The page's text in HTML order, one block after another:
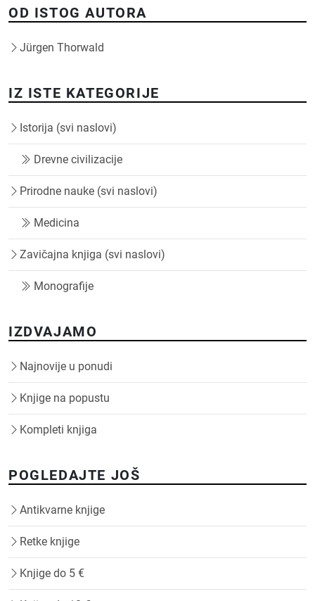
OD ISTOG AUTORA
Jürgen Thorwald
IZ ISTE KATEGORIJE
Istorija (svi naslovi)
Drevne civilizacije
Prirodne nauke (svi naslovi)
Medicina
Zavičajna knjiga (svi naslovi)
Monografije
IZDVAJAMO
Najnovije u ponudi
Knjige na popustu
Kompleti knjiga
POGLEDAJTE JOŠ
Antikvarne knjige
Retke knjige
Knjige do 5 €